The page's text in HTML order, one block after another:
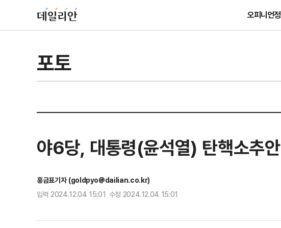
오피니언
포토
야6당, 대통령(윤석열) 탄핵소추
홍금표기자 (goldpyo@dailian.co.kr)
입력 2024.12.04 15:01 수정 2024.12.04 15:01